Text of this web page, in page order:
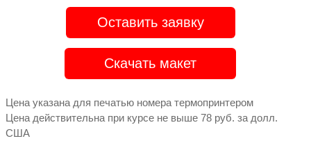
Оставить заявку
Скачать макет
Цена указана для печатью номера термопринтером
Цена действительна при курсе не выше 78 руб. за долл.
США